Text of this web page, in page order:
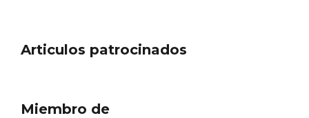
Articulos patrocinados
Miembro de